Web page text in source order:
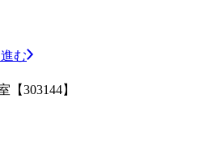
む
303144】